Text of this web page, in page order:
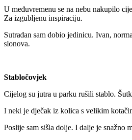
U međuvremenu se na nebu nakupilo
Za izgubljenu inspiraciju.
Sutradan sam dobio jedinicu. Ivan,
slonova.
Stabločovjek
Cijelog su jutra u parku rušili stablo.
I neki je dječak iz kolica s velikim
Poslije sam sišla dolje. I dalje je snažno